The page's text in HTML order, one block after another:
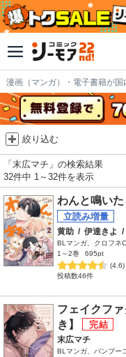
漫画（マンガ）・電子書籍が国
絞り込む
「末広マチ」の検索結果
32件中 1～32件を表示
わんと鳴い
黄助 / 伊達きよ /
BLマンガ、クロフネ
1～2巻
695pt
(4.6)
投稿数46件
フェイクフ
き】
末広マチ
BLマンガ、バンブー